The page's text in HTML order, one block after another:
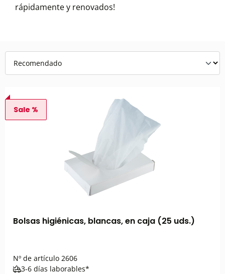
rápidamente y renovados!
Sale %
Bolsas higiénicas, blancas, en caja (25 uds.)
Nº de artículo 2606
3-6 días laborables*